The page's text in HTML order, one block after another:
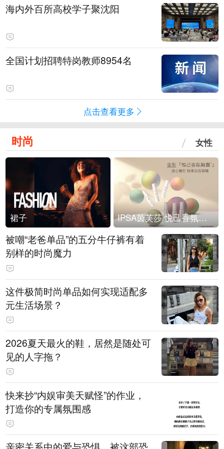
海内外百所高校学子聚沈阳
全国计划招聘特岗教师8954名
点击查看更多
时尚 女性
裙子 IPSA茵芙莎 悦己香氛凝露上市
被嘲“老爸单品”的五分牛仔裤有着
别样的时尚魔力
这件极简时尚单品如何实现适配多
元生活场景？
2026夏天最火的鞋，居然是随处可
见的人字拖？
快来抄“内娱审美天赋怪”的作业，
打造你的专属氛围感